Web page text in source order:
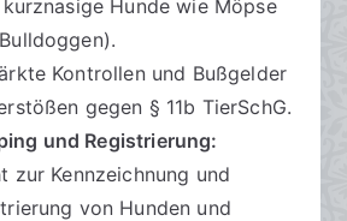
Hunde wie Möpse
Kontrollen und Bußgelder
gegen § 11b TierSchG.
und Registrierung:
zur Kennzeichnung und
von Hunden und